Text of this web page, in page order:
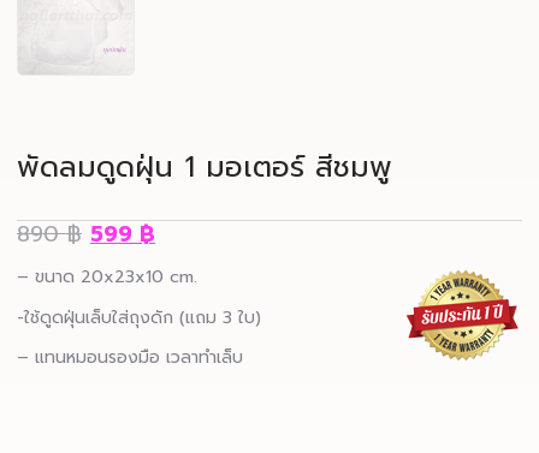
พัดลมดูดฝุ่น 1 มอเตอร์ สีชมพู
890฿ 599฿
– ขนาด 20x23x10 cm.
-ใช้ดูดฝุ่นเล็บใส่ถุงดัก (แถม 3 ใบ)
– แทนหมอนรองมือ เวลาทำเล็บ